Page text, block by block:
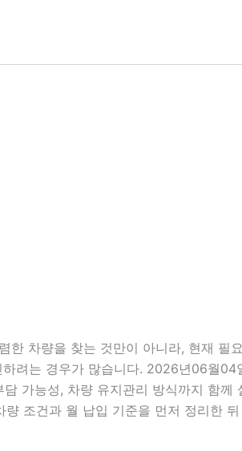
한 차량을 찾는 것만이 아니라, 현재
려는 경우가 많습니다. 2026년06월
가능성, 차량 유지관리 방식까지 함
조건과 월 납입 기준을 먼저 정리한